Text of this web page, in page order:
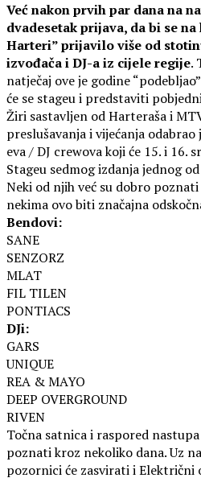
Već nakon prvih par dana na
dvadesetak prijava, da bi se
Harteri” prijavilo više od
izvođača i DJ-a iz cijele regije.
natječaj ove je godine
će se stageu i predstaviti
Žiri sastavljen od Harteraša i
preslušavanja i vijećanja
eva / DJ crewova koji će 15. i
Stageu sedmog izdanja jednog
Neki od njih već su dobro
nekima ovo biti značajna
Bendovi:
SANE
SENZORZ
MLAT
FIL TILEN
PONTIACS
DJi:
GARS
UNIQUE
REA & MAYO
DEEP OVERGROUND
RIVEN
Točna satnica i raspored
poznati kroz nekoliko dana. Uz
pozornici će zasvirati i Električni